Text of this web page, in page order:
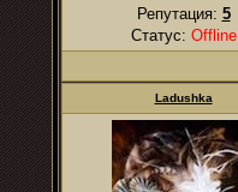
Репутация: 5
Статус: Offline
Ladushkа